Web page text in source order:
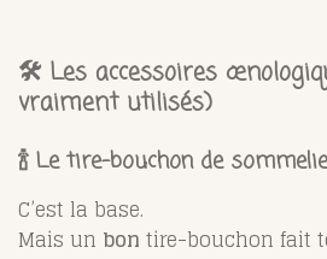
🛠️ Les accessoires
vraiment utilisés)
🍾 Le tire-bouchon de
C’est la base.
Mais un bon tire-bouchon fait